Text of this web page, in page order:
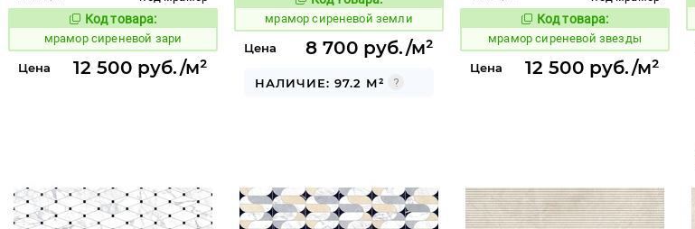
Код товара:
1073278Код товара:
мрамор сиреневой зари
Цена 12 500 руб./м²
Код товара:
1073280
мрамор сиреневой земли
Цена 8 700 руб./м²
НАЛИЧИЕ: 97.2 М²
Код товара:
1073279Код товара:
мрамор сиреневой звезды
Цена 12 500 руб./м²